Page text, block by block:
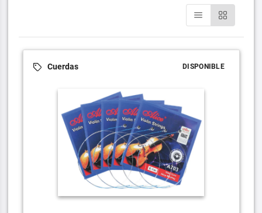
Cuerdas DISPONIBLE